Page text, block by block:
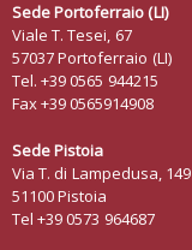
Sede Portoferraio (LI)
Viale T. Tesei, 67
57037 Portoferraio (LI)
Tel. +39 0565 944215
Fax +39 0565914908
Sede Pistoia
Via T. di Lampedusa, 149
51100 Pistoia
Tel +39 0573 964687